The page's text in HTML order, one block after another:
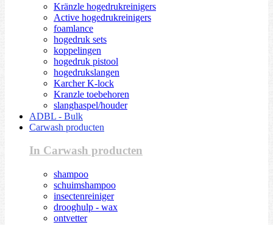
Kränzle hogedrukreinigers
Active hogedrukreinigers
foamlance
hogedruk sets
koppelingen
hogedruk pistool
hogedrukslangen
Karcher K-lock
Kranzle toebehoren
slanghaspel/houder
ADBL - Bulk
Carwash producten
In Carwash producten
shampoo
schuimshampoo
insectenreiniger
drooghulp - wax
ontvetter